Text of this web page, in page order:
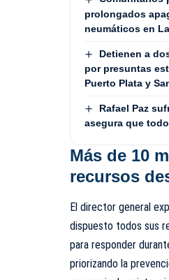
prolongados
neumáticos en
Detienen a
por presuntas
Puerto Plata y
Rafael Paz
asegura que
Más de 10
recursos
El director general
dispuesto todos sus
para responder
priorizando la